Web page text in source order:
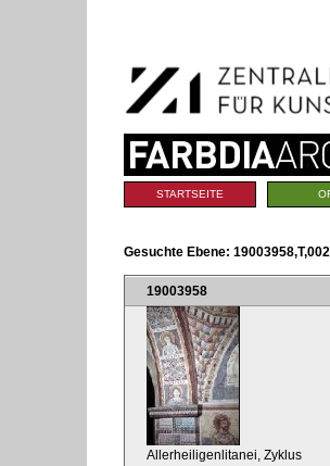
Navigation
Sektionen
STARTSEITE
Gesuchte Ebene: 19003958,T,002
19003958
Allerheiligenlitanei, Zyklus